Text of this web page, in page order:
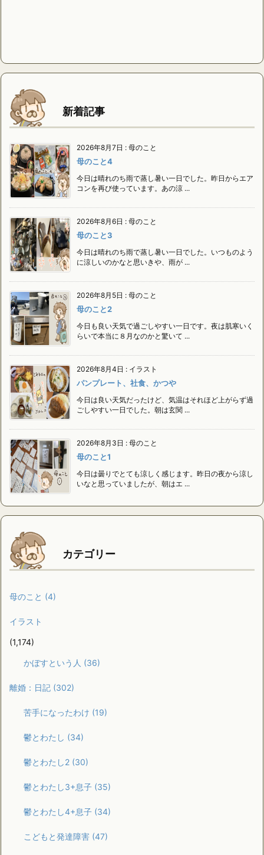
新着記事
2026年8月7日 : 母のこと
母のこと4
今日は晴れのち雨で蒸し暑い一日でした。昨日からエア
コンを再び使っています。あの涼 ...
2026年8月6日 : 母のこと
母のこと3
今日は晴れのち雨で蒸し暑い一日でした。いつものよう
に涼しいのかなと思いきや、雨が ...
2026年8月5日 : 母のこと
母のこと2
今日も良い天気で過ごしやすい一日です。夜は肌寒いく
らいで本当に８月なのかと驚いて ...
2026年8月4日 : イラスト
パンプレート、社食、かつや
今日は良い天気だったけど、気温はそれほど上がらず過
ごしやすい一日でした。朝は玄関 ...
2026年8月3日 : 母のこと
母のこと1
今日は曇りでとても涼しく感じます。昨日の夜から涼し
いなと思っていましたが、朝はエ ...
カテゴリー
母のこと (4)
イラスト
(1,174)
かぼすという人 (36)
離婚：日記 (302)
苦手になったわけ (19)
鬱とわたし (34)
鬱とわたし2 (30)
鬱とわたし3+息子 (35)
鬱とわたし4+息子 (34)
こどもと発達障害 (47)